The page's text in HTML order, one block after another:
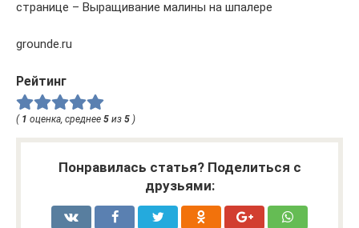
странице – Выращивание малины на шпалере​
grounde.ru
Рейтинг
( 1 оценка, среднее 5 из 5 )
Понравилась статья? Поделиться с
друзьями: